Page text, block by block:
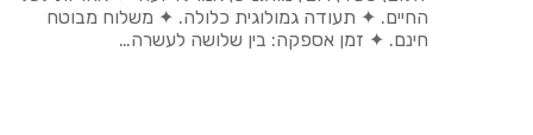
החיים. ✦ תעודה גמולוגית כלולה. ✦ משלוח מבוטח
חינם. ✦ זמן אספקה: בין שלושה לעשרה…